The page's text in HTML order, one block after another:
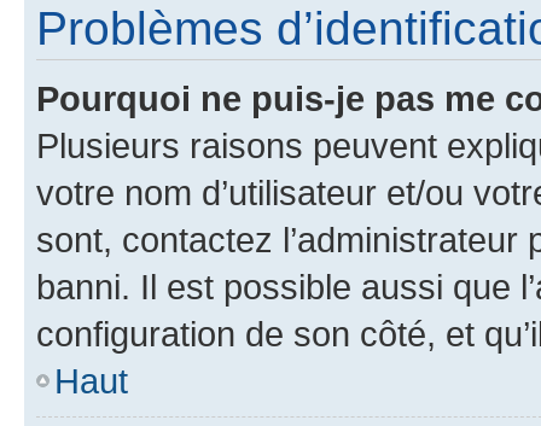
Problèmes
Pourquoi ne puis-je pas me
Plusieurs raisons peuvent
votre nom d’utilisateur et/ou
sont, contactez l’administrateur
banni. Il est possible aussi que
configuration de son côté, et
Haut